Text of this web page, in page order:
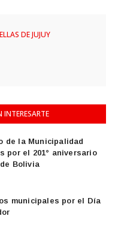
DE JUJUY
de la Municipalidad
por el 201° aniversario
Bolivia
municipales por el Día